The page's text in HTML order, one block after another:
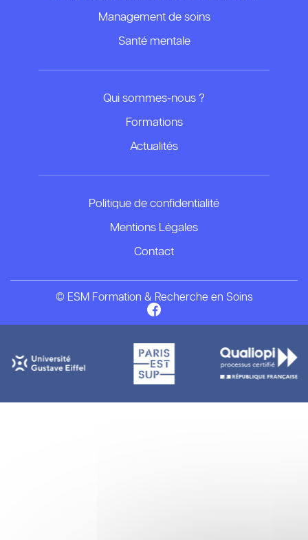
Management de soins
Santé mentale
Qui sommes-nous ?
Formations
Actualités
Politique de confidentialité
Mentions Légales
Contact
© ESM Formation & Recherche en Soins